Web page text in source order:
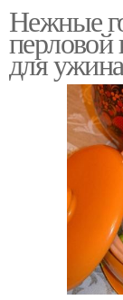
Нежные
для ужина